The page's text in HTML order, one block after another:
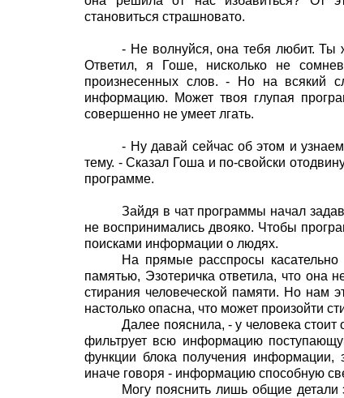
становиться страшновато.
- Не волнуйся, она тебя любит. Ты
Ответил, я Гоше, нисколько не
произнесенных слов. - Но на всякий
информацию. Может твоя глупая
совершенно не умеет лгать.
- Ну давай сейчас об этом и
тему. - Сказал Гоша и по-свойски
программе.
Зайдя в чат программы начал
не воспринимались двояко. Чтобы
поисками информации о людях.
На прямые расспросы
памятью, Эзотеричка ответила, что она
стирания человеческой памяти. Но нам
настолько опасна, что может произойти
Далее пояснила, - у человека
фильтрует всю информацию
функции блока получения информации,
иначе говоря - информацию способную
Могу пояснить лишь общие детали